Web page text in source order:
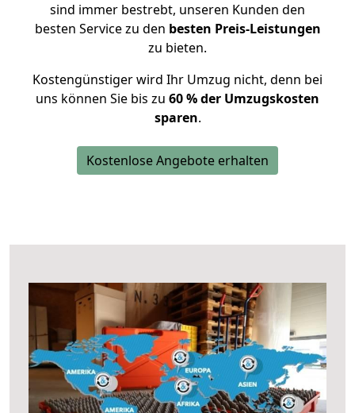
sind immer bestrebt, unseren Kunden den
besten Service zu den besten Preis-Leistungen
zu bieten.
Kostengünstiger wird Ihr Umzug nicht, denn bei
uns können Sie bis zu 60 % der Umzugskosten
sparen.
Kostenlose Angebote erhalten